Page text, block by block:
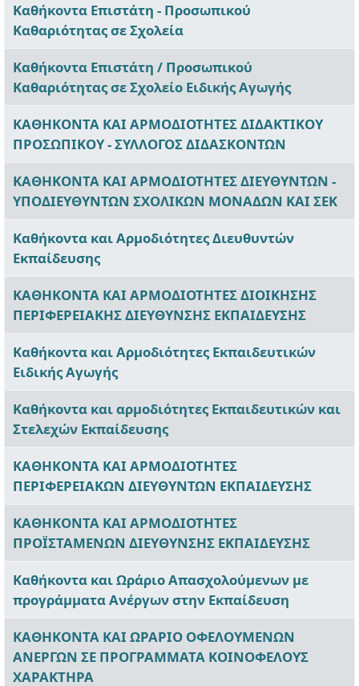
Καθήκοντα Επιστάτη - Προσωπικού
Καθαριότητας σε Σχολεία
Καθήκοντα Επιστάτη / Προσωπικού
Καθαριότητας σε Σχολείο Ειδικής Αγωγής
ΚΑΘΗΚΟΝΤΑ ΚΑΙ ΑΡΜΟΔΙΟΤΗΤΕΣ ΔΙΔΑΚΤΙΚΟΥ
ΠΡΟΣΩΠΙΚΟΥ - ΣΥΛΛΟΓΟΣ ΔΙΔΑΣΚΟΝΤΩΝ
ΚΑΘΗΚΟΝΤΑ ΚΑΙ ΑΡΜΟΔΙΟΤΗΤΕΣ ΔΙΕΥΘΥΝΤΩΝ -
ΥΠΟΔΙΕΥΘΥΝΤΩΝ ΣΧΟΛΙΚΩΝ ΜΟΝΑΔΩΝ ΚΑΙ ΣΕΚ
Καθήκοντα και Αρμοδιότητες Διευθυντών
Εκπαίδευσης
ΚΑΘΗΚΟΝΤΑ ΚΑΙ ΑΡΜΟΔΙΟΤΗΤΕΣ ΔΙΟΙΚΗΣΗΣ
ΠΕΡΙΦΕΡΕΙΑΚΗΣ ΔΙΕΥΘΥΝΣΗΣ ΕΚΠΑΙΔΕΥΣΗΣ
Καθήκοντα και Αρμοδιότητες Εκπαιδευτικών
Ειδικής Αγωγής
Καθήκοντα και αρμοδιότητες Εκπαιδευτικών και
Στελεχών Εκπαίδευσης
ΚΑΘΗΚΟΝΤΑ ΚΑΙ ΑΡΜΟΔΙΟΤΗΤΕΣ
ΠΕΡΙΦΕΡΕΙΑΚΩΝ ΔΙΕΥΘΥΝΤΩΝ ΕΚΠΑΙΔΕΥΣΗΣ
ΚΑΘΗΚΟΝΤΑ ΚΑΙ ΑΡΜΟΔΙΟΤΗΤΕΣ
ΠΡΟΪΣΤΑΜΕΝΩΝ ΔΙΕΥΘΥΝΣΗΣ ΕΚΠΑΙΔΕΥΣΗΣ
Καθήκοντα και Ωράριο Απασχολούμενων με
προγράμματα Ανέργων στην Εκπαίδευση
ΚΑΘΗΚΟΝΤΑ ΚΑΙ ΩΡΑΡΙΟ ΟΦΕΛΟΥΜΕΝΩΝ
ΑΝΕΡΓΩΝ ΣΕ ΠΡΟΓΡΑΜΜΑΤΑ ΚΟΙΝΟΦΕΛΟΥΣ
ΧΑΡΑΚΤΗΡΑ